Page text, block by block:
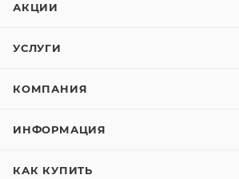
АКЦИИ
УСЛУГИ
КОМПАНИЯ
ИНФОРМАЦИЯ
КАК КУПИТЬ